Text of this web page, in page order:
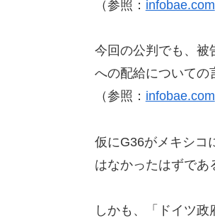
（参照： infobae.com
今回の公判でも、被
への配給についての
（参照： infobae.com
仮にG36がメキシコ
はなかったはずであ
しかも、「ドイツ政